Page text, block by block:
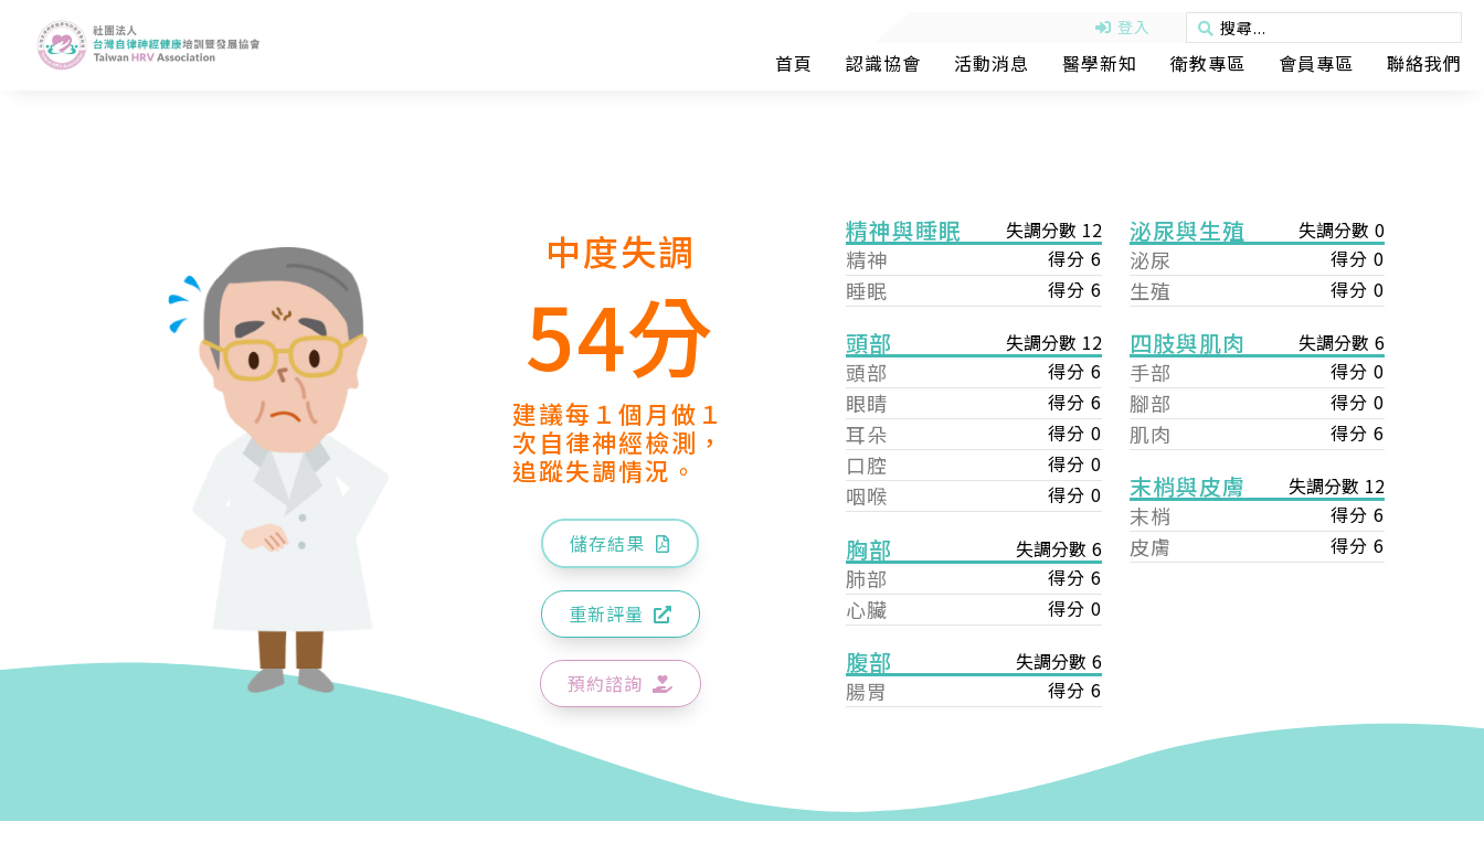
登入
首頁 認識協會 活動消息 醫學新知 衛教專區 會員專區 聯絡我們
中度失調
54分
建議每１個月做１
次自律神經檢測，
追蹤失調情況。
儲存結果
重新評量
預約諮詢
精神與睡眠 失調分數 12
精神 得分 6
睡眠 得分 6
頭部 失調分數 12
頭部 得分 6
眼睛 得分 6
耳朵 得分 0
口腔 得分 0
咽喉 得分 0
胸部 失調分數 6
肺部 得分 6
心臟 得分 0
腹部 失調分數 6
腸胃 得分 6
泌尿與生殖 失調分數 0
泌尿 得分 0
生殖 得分 0
四肢與肌肉 失調分數 6
手部 得分 0
腳部 得分 0
肌肉 得分 6
末梢與皮膚 失調分數 12
末梢 得分 6
皮膚 得分 6